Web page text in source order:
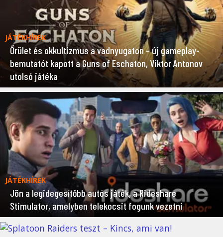
JÁTÉKHÍREK
Őrület és okkultizmus a vadnyugaton – új gameplay-
bemutatót kapott a Guns of Eschaton, Viktor Antonov
utolsó játéka
JÁTÉKHÍREK
Jön a legidegesítőbb autós játék, a Rideshare
Stimulator, amelyben telekocsit fogunk vezetni